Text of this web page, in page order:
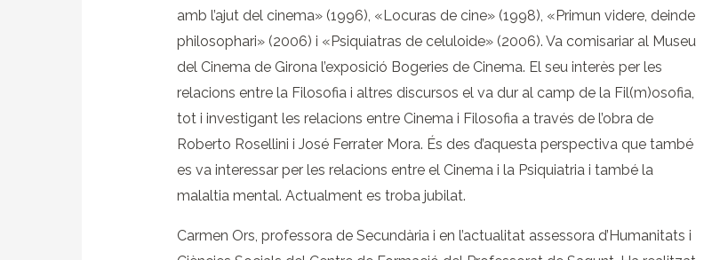
amb l’ajut del cinema» (1996), «Locuras de cine» (1998), «Primun videre, deinde
philosophari» (2006) i «Psiquiatras de celuloide» (2006). Va comisariar al Museu
del Cinema de Girona l’exposició Bogeries de Cinema. El seu interès per les
relacions entre la Filosofia i altres discursos el va dur al camp de la Fil(m)osofia,
tot i investigant les relacions entre Cinema i Filosofia a través de l’obra de
Roberto Rosellini i José Ferrater Mora. És des d’aquesta perspectiva que també
es va interessar per les relacions entre el Cinema i la Psiquiatria i també la
malaltia mental. Actualment es troba jubilat.
Carmen Ors, professora de Secundària i en l’actualitat assessora d’Humanitats i